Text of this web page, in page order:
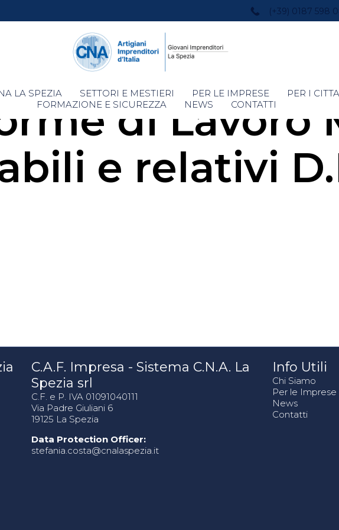
(+39) 0187 598
Skip
to
LA SPEZIA SETTORI E MESTIERI PER LE IMPRESE
PER I
FORMAZIONE E SICUREZZA
NEWS CONTATTI
di Lavoro
e relativi
C.A.F. Impresa - Sistema C.N.A. La
Spezia srl
C.F. e P. IVA 01091040111
Via Padre Giuliani 6
19125 La Spezia
Data Protection Officer:
stefania.costa@cnalaspezia.it
Info Utili
Chi Siamo
Per le Imprese
News
Contatti